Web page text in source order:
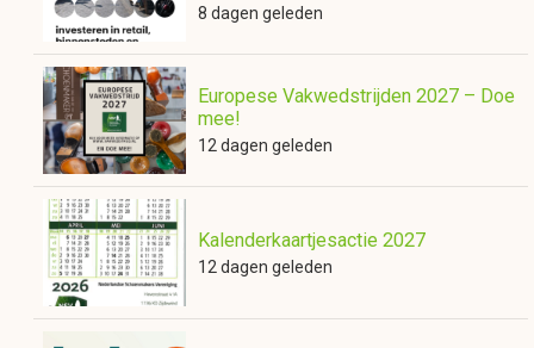
8 dagen geleden
Europese Vakwedstrijden 2027 – Doe
mee!
12 dagen geleden
Kalenderkaartjesactie 2027
12 dagen geleden